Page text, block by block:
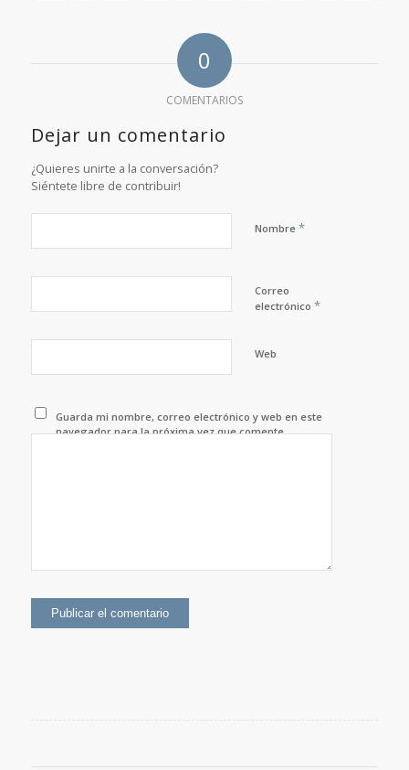
0
COMENTARIOS
Dejar un comentario
¿Quieres unirte a la conversación?
Siéntete libre de contribuir!
Nombre *
Correo
electrónico *
Web
Guarda mi nombre, correo electrónico y web en este
navegador para la próxima vez que comente.